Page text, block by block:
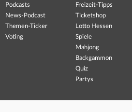
Podcasts
News-Podcast
Themen-Ticker
Voting
Freizeit-Tipps
Ticketshop
Lotto Hessen
Spiele
Mahjong
Backgammon
Quiz
Partys